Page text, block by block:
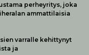
perheyritys, joka
ammattilaisia
varralle kehittynyt
ja